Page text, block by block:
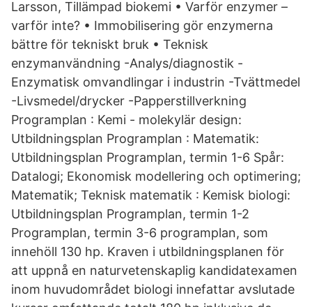
Larsson, Tillämpad biokemi • Varför enzymer –
varför inte? • Immobilisering gör enzymerna
bättre för tekniskt bruk • Teknisk
enzymanvändning -Analys/diagnostik -
Enzymatisk omvandlingar i industrin -Tvättmedel
-Livsmedel/drycker -Papperstillverkning
Programplan : Kemi - molekylär design:
Utbildningsplan Programplan : Matematik:
Utbildningsplan Programplan, termin 1-6 Spår:
Datalogi; Ekonomisk modellering och optimering;
Matematik; Teknisk matematik : Kemisk biologi:
Utbildningsplan Programplan, termin 1-2
Programplan, termin 3-6 programplan, som
innehöll 130 hp. Kraven i utbildningsplanen för
att uppnå en naturvetenskaplig kandidatexamen
inom huvudområdet biologi innefattar avslutade